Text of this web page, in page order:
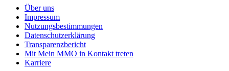
Über uns
Impressum
Nutzungsbestimmungen
Datenschutzerklärung
Transparenzbericht
Mit Mein MMO in Kontakt treten
Karriere